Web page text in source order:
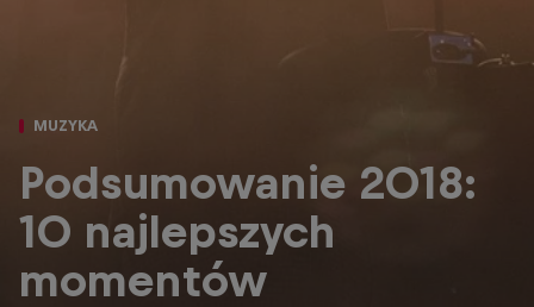
MUZYKA
Podsumowanie 2018:
10 najlepszych
momentów